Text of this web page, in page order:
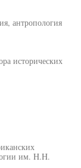
антропология
исторических
им. H.H.